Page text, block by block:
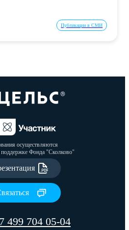
Публикации в СМИ
осуществляются
поддержке Фонда "Сколково"
499 704 05-04